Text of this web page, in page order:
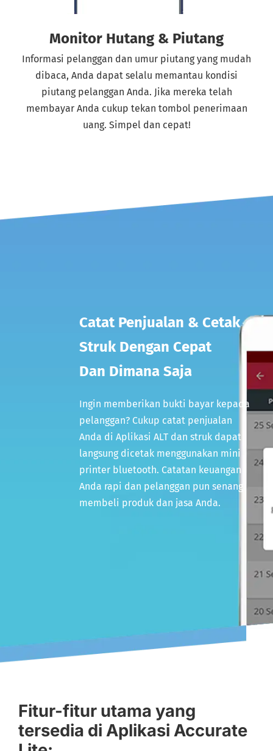
Monitor Hutang & Piutang
Informasi pelanggan dan umur piutang yang mudah
dibaca, Anda dapat selalu memantau kondisi
piutang pelanggan Anda. Jika mereka telah
membayar Anda cukup tekan tombol penerimaan
uang. Simpel dan cepat!
Catat Penjualan & Cetak
Struk Dengan Cepat
Dan Dimana Saja
Ingin memberikan bukti bayar kepada
pelanggan? Cukup catat penjualan
Anda di Aplikasi ALT dan struk dapat
langsung dicetak menggunakan mini
printer bluetooth. Catatan keuangan
Anda rapi dan pelanggan pun senang
membeli produk dan jasa Anda.
Fitur-fitur utama yang
tersedia di Aplikasi Accurate